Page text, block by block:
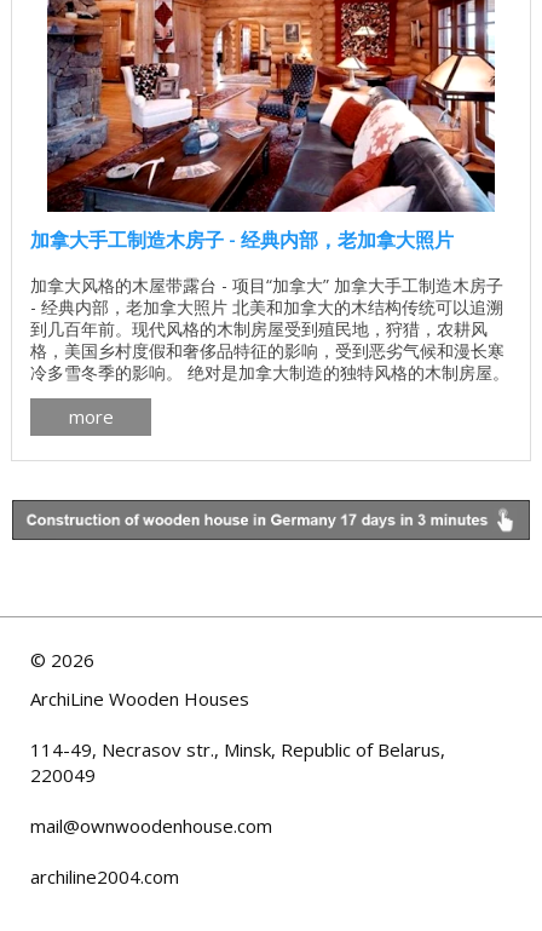
加拿大手工制造木房子 - 经典内部，老加拿大照片
加拿大风格的木屋带露台 - 项目“加拿大” 加拿大手工制造木房子
- 经典内部，老加拿大照片 北美和加拿大的木结构传统可以追溯
到几百年前。现代风格的木制房屋受到殖民地，狩猎，农耕风
格，美国乡村度假和奢侈品特征的影响，受到恶劣气候和漫长寒
冷多雪冬季的影响。 绝对是加拿大制造的独特风格的木制房屋。
我们提醒您注意加拿大加拿大Log People制造和建造的房屋内部
照片。 各种加拿大木屋设计 加拿大木屋外景的照片 ...
more
© 2026
ArchiLine Wooden Houses
114-49, Necrasov str., Minsk, Republic of Belarus,
220049
mail@ownwoodenhouse.com
archiline2004.com